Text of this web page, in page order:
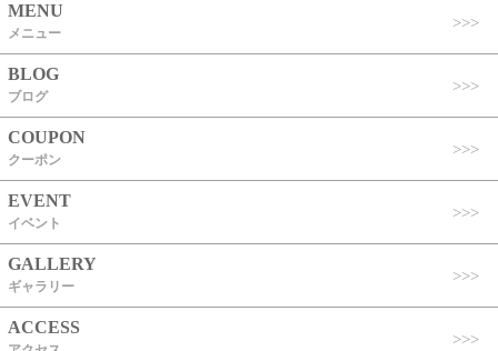
MENU
メニュー
BLOG
ブログ
COUPON
クーポン
EVENT
イベント
GALLERY
ギャラリー
ACCESS